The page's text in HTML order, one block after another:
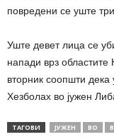
повредени се уште
Уште девет лица се
напади врз областите
вторник соопшти
Хезболах во јужен
ТАГОВИ ЈУЖЕН ВО